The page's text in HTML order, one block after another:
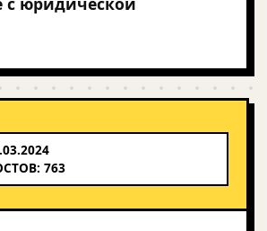
763